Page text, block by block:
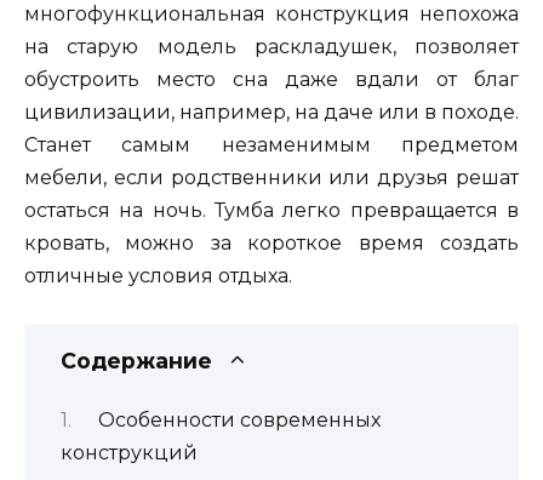
многофункциональная конструкция непохожа
на старую модель раскладушек, позволяет
обустроить место сна даже вдали от благ
цивилизации, например, на даче или в походе.
Станет самым незаменимым предметом
мебели, если родственники или друзья решат
остаться на ночь. Тумба легко превращается в
кровать, можно за короткое время создать
отличные условия отдыха.
Содержание
Особенности современных
конструкций